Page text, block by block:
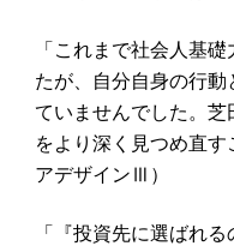
「これまで社会人基
たが、自分自身の行動
ていませんでした。
をより深く見つめ直す
アデザインⅢ）
「『投資先に選ばれ